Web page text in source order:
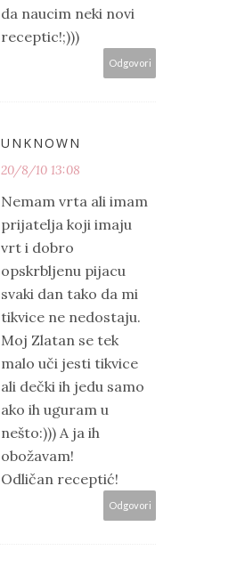
da naucim neki novi
receptic!;)))
Odgovori
UNKNOWN
20/8/10 13:08
Nemam vrta ali imam
prijatelja koji imaju
vrt i dobro
opskrbljenu pijacu
svaki dan tako da mi
tikvice ne nedostaju.
Moj Zlatan se tek
malo uči jesti tikvice
ali dečki ih jedu samo
ako ih uguram u
nešto:))) A ja ih
obožavam!
Odličan receptić!
Odgovori